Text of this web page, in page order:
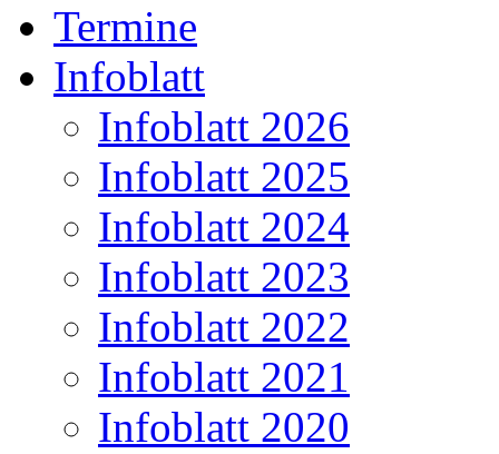
Termine
Infoblatt
Infoblatt 2026
Infoblatt 2025
Infoblatt 2024
Infoblatt 2023
Infoblatt 2022
Infoblatt 2021
Infoblatt 2020